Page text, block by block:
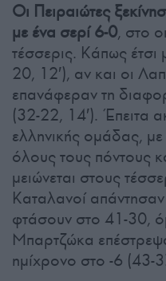
Οι Πειραιώτες
με ένα σερί 6-0, στο
τέσσερις. Κάπως
20, 12′), αν και οι
επανάφεραν τη
(32-22, 14′). Έπειτα
ελληνικής ομάδας,
όλους τους πόντους
μειώνεται στους
Καταλανοί
φτάσουν στο 41-30,
Μπαρτζώκα
ημίχρονο στο -6 (43-